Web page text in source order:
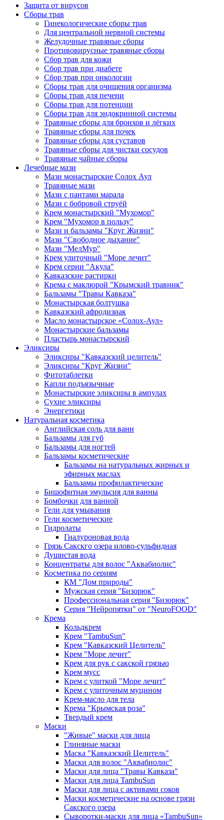
Защита от вирусов
Сборы трав
Гинекологические сборы трав
Для центральной нервной системы
Желудочные травяные сборы
Противовирусные травяные сборы
Сбор трав для кожи
Сбор трав при диабете
Сбор трав при онкологии
Сборы трав для очищения организма
Сборы трав для печени
Сборы трав для потенции
Сборы трав для эндокринной системы
Травяные сборы для бронхов и лёгких
Травяные сборы для почек
Травяные сборы для суставов
Травяные сборы для чистки сосудов
Травяные чайные сборы
Лечебные мази
Мази монастырские Солох Аул
Травяные мази
Мази с пантами марала
Мази с бобровой струёй
Крем монастырский "Мухомор"
Крем "Мухомор в пользу"
Мази и бальзамы "Круг Жизни"
Мази "Свободное дыхание"
Мази "МелМур"
Крем улиточный "Море лечит"
Крем серии "Акула"
Кавказские растирки
Крема с маклюрой "Крымский травник"
Бальзамы "Травы Кавказа"
Монастырская болтушка
Кавказский афродизиак
Масло монастырское «Солох-Аул»
Монастырские бальзамы
Пластырь монастырский
Эликсиры
Эликсиры "Кавказский целитель"
Эликсиры "Круг Жизни"
Фитотаблетки
Капли подъязычные
Монастырские эликсиры в ампулах
Сухие эликсиры
Энергетики
Натуральная косметика
Английская соль для ванн
Бальзамы для губ
Бальзамы для ногтей
Бальзамы косметические
Бальзамы на натуральных жирных и
эфирных маслах
Бальзамы профилактические
Бишофитная эмульсия для ванны
Бомбочки для ванной
Гели для умывания
Гели косметические
Гидролаты
Гиалуроновая вода
Грязь Сакскго озера илово-сульфидная
Душистая вода
Концентраты для волос "Аквабиолис"
Косметика по сериям
КМ "Дом природы"
Мужская серия "Бизорюк"
Профессиональная серия "Бизорюк"
Серия "Нейропятки" от "NeuroFOOD"
Крема
Кольдкрем
Крем "TambuSun"
Крем "Кавказский Целитель"
Крем "Море лечит"
Крем для рук с сакской грязью
Крем мусс
Крем с улиткой "Море лечит"
Крем с улиточным муцином
Крем-масло для тела
Крема "Крымская роза"
Твердый крем
Маски
"Живые" маски для лица
Глиняные маски
Маска "Кавказский Целитель"
Маски для волос "Аквабиолис"
Маски для лица "Травы Кавказа"
Маски для лица TambuSun
Маски для лица с активами соков
Маски косметические на основе грязи
Сакского озера
Сыворотки-маски для лица «TambuSun»